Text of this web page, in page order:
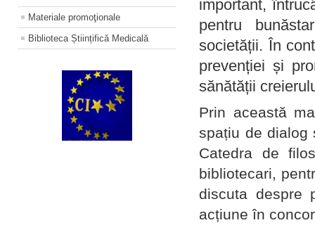
Materiale promoţionale
Biblioteca Științifică Medicală
important,
pentru
societății. În
prevenției și
sănătății
Prin această
spațiu de dialog
Catedra de
bibliotecari,
discuta despre
acțiune în